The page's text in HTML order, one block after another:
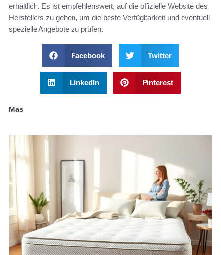
erhältlich. Es ist empfehlenswert, auf die offizielle Website des
Herstellers zu gehen, um die beste Verfügbarkeit und eventuell
spezielle Angebote zu prüfen.
Facebook Twitter
LinkedIn Pinterest
Mas